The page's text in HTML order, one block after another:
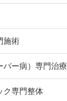
施術
バー病）専門治療
ク専門整体